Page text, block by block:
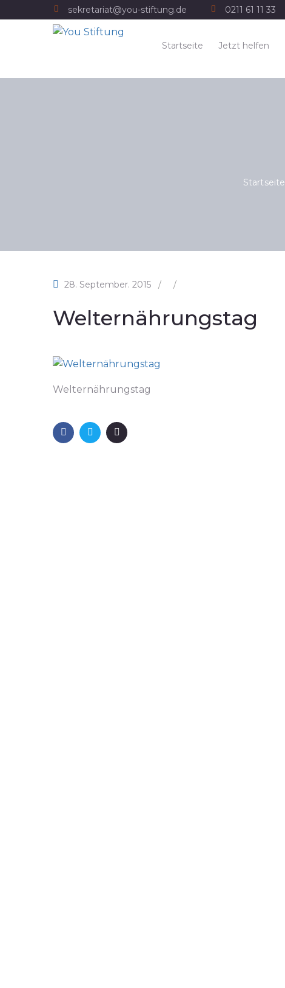
sekretariat@you-stiftung.de 0211 61 11 33
Startseite Jetzt helfen
Startseite
28. September. 2015 / /
Welternährungstag
Welternährungstag